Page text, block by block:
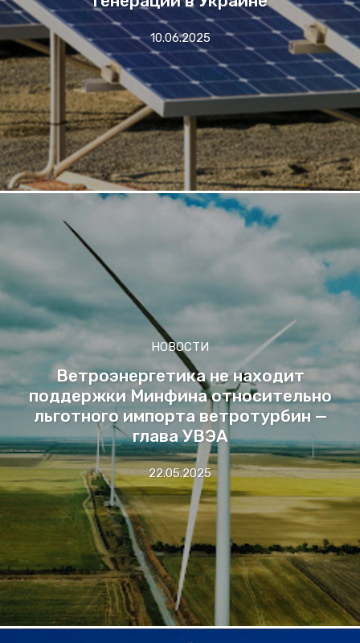
10.06.2025
НОВОСТИ
Ветроэнергетика не находит
поддержки Минфина относительно
льготного импорта ветротурбин —
глава УВЭА
22.05.2025